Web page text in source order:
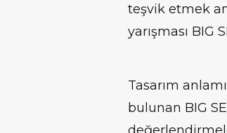
teşvik etmek
yarışması BIG
Tasarım
bulunan BIG